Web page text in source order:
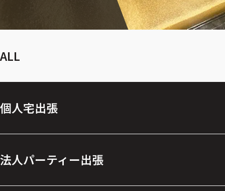
ALL
個人宅出張
法人パーティー出張